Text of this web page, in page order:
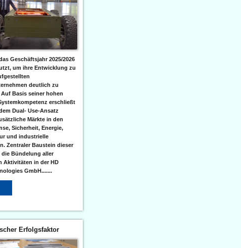
Geschäftsjahr 2025/2026
um ihre Entwicklung zu
deutlich zu
Basis seiner hohen
erschließt
Dual- Use-Ansatz
Märkte in den
Sicherheit, Energie,
und industrielle
Zentraler Baustein dieser
Bündelung aller
Aktivitäten in der HD
GmbH.......
Erfolgsfaktor